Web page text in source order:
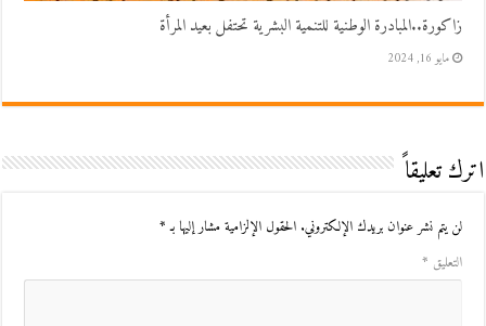
زاكورة..المبادرة الوطنية للتنمية البشرية تحتفل بعيد المرأة
مايو 16, 2024
اترك تعليقاً
لن يتم نشر عنوان بريدك الإلكتروني. الحقول الإلزامية مشار إليها بـ*
التعليق *